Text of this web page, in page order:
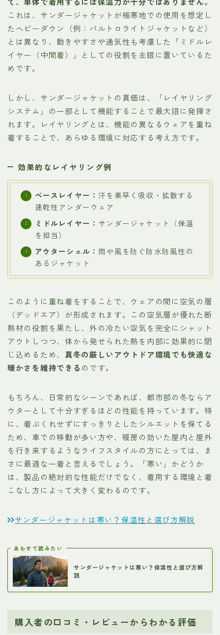
これは、サンダージャケットが極寒地での使用を想定し
たヘビーダウン（例：バルトロライトジャケットなど）
とは異なり、動きやすさや通気性も考慮した「ミドルレ
イヤー（中間着）」としての役割を主眼に置いているた
めです。
しかし、サンダージャケットの真価は、「レイヤリング
システム」の一部として機能することで最大限に発揮さ
れます。レイヤリングとは、機能の異なるウェアを重ね
着することで、あらゆる環境に対応する考え方です。
効果的なレイヤリング例
ベースレイヤー： 汗を素早く吸収・拡散する
速乾性アンダーウェア
ミドルレイヤー： サンダージャケット（保温
を担当）
アウターシェル： 雨や風を防ぐ防水防風性の
あるジャケット
このように重ね着をすることで、ウェアの間に空気の層
（デッドエア）が形成されます。この空気層が優れた断
熱材の役割を果たし、外の冷たい空気を完全にシャット
アウトしつつ、体から発せられた熱を内部に効果的に閉
じ込めるため、 真冬の厳しいアウトドア環境でも快適な
暖かさを維持できる のです。
もちろん、日常的なシーンであれば、都市部の冬ならア
ウターとして十分すぎるほどの性能を持っています。特
に、着ぶくれせずにすっきりとしたシルエットを保てる
ため、車での移動が多い方や、暖房の効いた屋内と屋外
を行き来するようなライフスタイルの方にとっては、ま
さに最適な一着と言えるでしょう。「寒い」かどうか
は、製品の絶対的な性能だけでなく、着用する環境と着
こなし方によって大きく変わるのです。
サンダージャケットは寒い？保温性と選び方解説
あわせて読みたい
サンダージャケットは寒い？保温性と選び方解
説
購入者の口コミ・レビューからわかる評価